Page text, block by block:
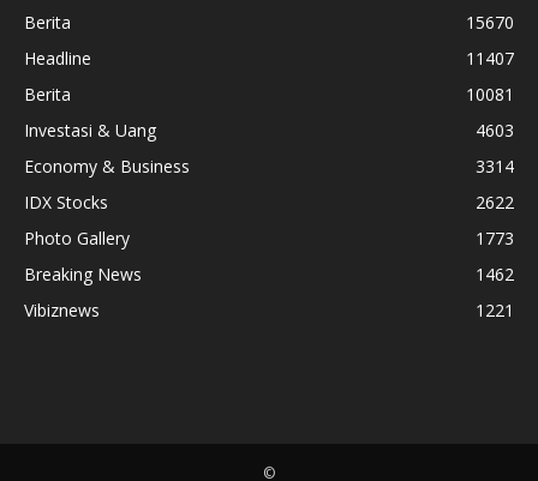
Berita
15670
Headline
11407
Berita
10081
Investasi & Uang
4603
Economy & Business
3314
IDX Stocks
2622
Photo Gallery
1773
Breaking News
1462
Vibiznews
1221
©